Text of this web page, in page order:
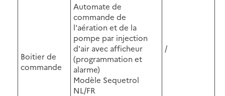
Boitier de
commande
Automate de
commande de
l'aération et de la
pompe par injection
d'air avec afficheur
(programmation et
alarme)
Modèle Sequetrol
NL/FR
/